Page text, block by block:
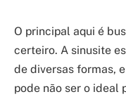
O principal aqui é
certeiro. A sinusite
de diversas formas,
pode não ser o ideal